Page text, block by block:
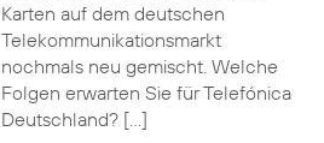
Karten auf dem deutschen
Telekommunikationsmarkt
nochmals neu gemischt. Welche
Folgen erwarten Sie für Telefónica
Deutschland? […]